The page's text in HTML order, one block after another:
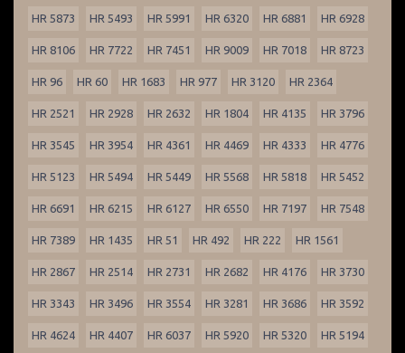
HR 5873 HR 5493 HR 5991 HR 6320 HR 6881 HR 6928
HR 8106 HR 7722 HR 7451 HR 9009 HR 7018 HR 8723
HR 96 HR 60 HR 1683 HR 977 HR 3120 HR 2364
HR 2521 HR 2928 HR 2632 HR 1804 HR 4135 HR 3796
HR 3545 HR 3954 HR 4361 HR 4469 HR 4333 HR 4776
HR 5123 HR 5494 HR 5449 HR 5568 HR 5818 HR 5452
HR 6691 HR 6215 HR 6127 HR 6550 HR 7197 HR 7548
HR 7389 HR 1435 HR 51 HR 492 HR 222 HR 1561
HR 2867 HR 2514 HR 2731 HR 2682 HR 4176 HR 3730
HR 3343 HR 3496 HR 3554 HR 3281 HR 3686 HR 3592
HR 4624 HR 4407 HR 6037 HR 5920 HR 5320 HR 5194